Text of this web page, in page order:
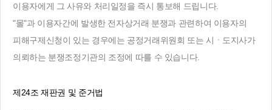
이용자에게 그 사유와 처리일정을 즉시 통보해 드립니다.
"몰"과 이용자간에 발생한 전자상거래 분쟁과 관련하여 이용자의
피해구제신청이 있는 경우에는 공정거래위원회 또는 시ㆍ도지사가
의뢰하는 분쟁조정기관의 조정에 따를 수 있습니다.
제24조 재판권 및 준거법